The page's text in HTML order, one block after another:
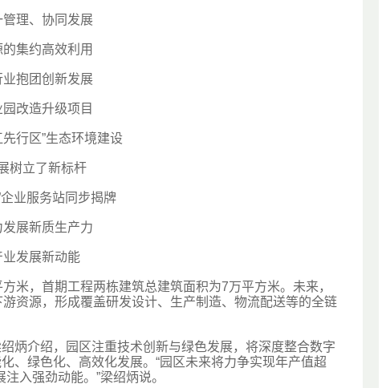
理、协同发展
集约高效利用
抱团创新发展
改造升级项目
行区”生态环境建设
树立了新标杆
企业服务站同步揭牌
展新质生产力
业发展新动能
米，首期工程两栋建筑总建筑面积为7万平方米。未来，
资源，形成覆盖研发设计、生产制造、物流配送等的全链
炳介绍，园区注重技术创新与绿色发展，将深度整合数字
、绿色化、高效化发展。“园区未来将力争实现年产值超
入强劲动能。”梁绍炳说。